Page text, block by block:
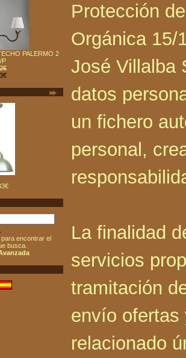
PALERMO 2
P
encontrar el
busca.
Protección
Orgánica 15/
José Villalba
datos
un fichero
personal,
La finalidad
servicios
tramitación
envío ofertas
relacionado